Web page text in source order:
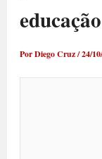
PorDiego Cruz/24/